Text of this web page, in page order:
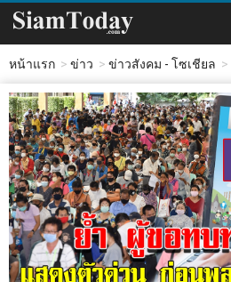
หน้าแรก ข่าว ข่าวสังคม - โซเชียล